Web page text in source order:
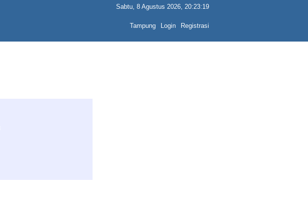
Sabtu, 8 Agustus 2026, 20:23:19
Tampung Login Registrasi